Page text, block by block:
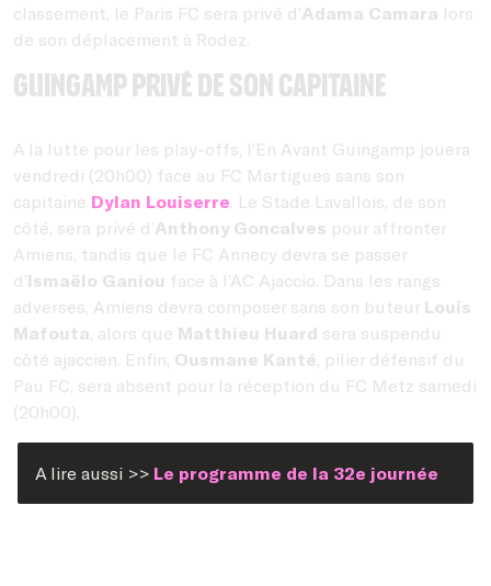
classement, le Paris FC sera privé d’Adama Camara lors
de son déplacement à Rodez.
Guingamp privé de son capitaine
A la lutte pour les play-offs, l’En Avant Guingamp jouera
vendredi (20h00) face au FC Martigues sans son
capitaine Dylan Louiserre. Le Stade Lavallois, de son
côté, sera privé d’Anthony Goncalves pour affronter
Amiens, tandis que le FC Annecy devra se passer
d’Ismaëlo Ganiou face à l’AC Ajaccio. Dans les rangs
adverses, Amiens devra composer sans son buteur Louis
Mafouta, alors que Matthieu Huard sera suspendu
côté ajaccien. Enfin, Ousmane Kanté, pilier défensif du
Pau FC, sera absent pour la réception du FC Metz samedi
(20h00).
A lire aussi >> Le programme de la 32e journée